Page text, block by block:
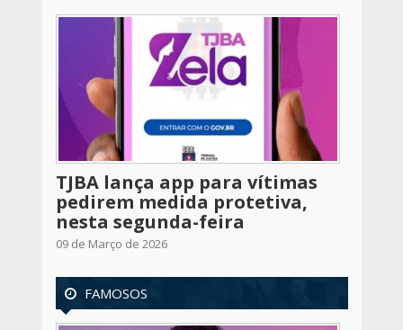
TJBA lança app para vítimas
pedirem medida protetiva,
nesta segunda-feira
09 de Março de 2026
FAMOSOS